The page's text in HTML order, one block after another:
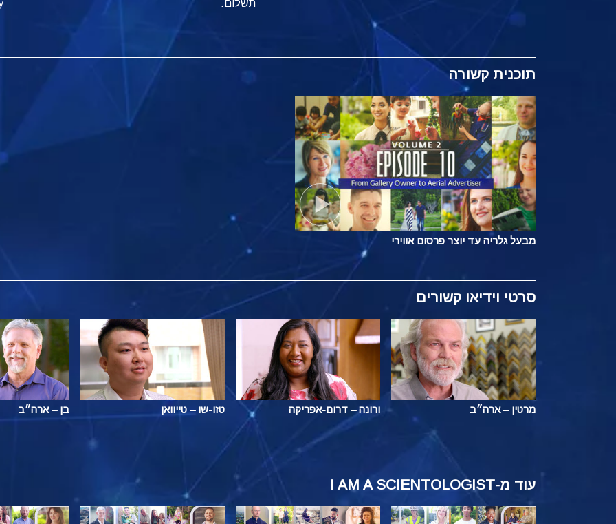
תשלום.
תוכנית קשורה
מבעל גלריה עד יוצר פרסום אווירי
סרטי וידיאו קשורים
מרטין – ארה״ב ורונה – דרום-אפריקה טזו-שו – טייוואן בן – ארה״ב
עוד מ-I AM A SCIENTOLOGIST